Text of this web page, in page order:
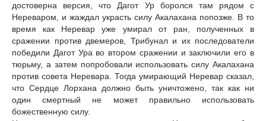
достоверна версия, что Дагот Ур боролся там рядом с
Нереваром, и жаждал украсть силу Акалахана попозже. В то
время как Неревар уже умирал от ран, полученных в
сражении против двемеров, Трибунал и их последователи
победили Дагот Ура во втором сражении и заключили его в
тюрьму, а затем попробовали использовать силу Акалахана
против совета Неревара. Тогда умирающий Неревар сказал,
что Сердце Лорхана должно быть уничтожено, так как ни
один смертный не может правильно использовать
божественную силу.